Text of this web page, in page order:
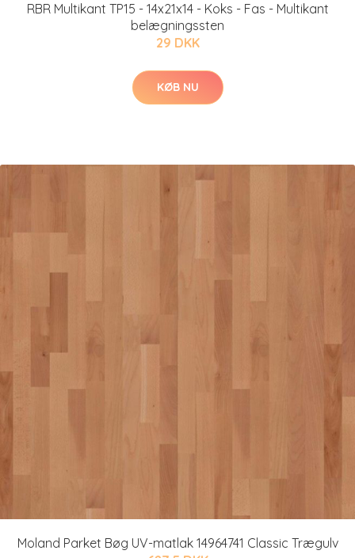
RBR Multikant TP15 - 14x21x14 - Koks - Fas - Multikant
belægningssten
29 DKK
KØB NU
Moland Parket Bøg UV-matlak 14964741 Classic Trægulv